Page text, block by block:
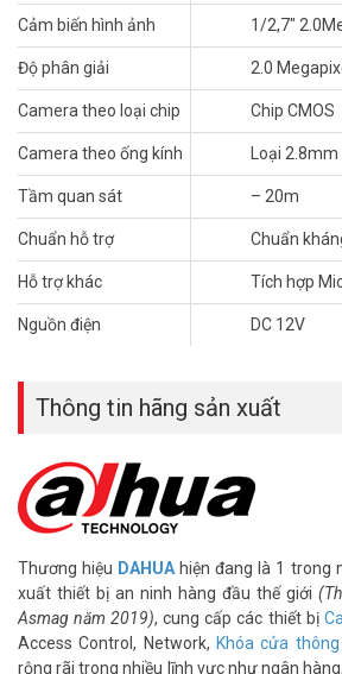
Thông số kỹ thuật camera HDCVI IoT
ME1200DP
CMOS Max 30fps@1080P
– Độ nhạy sáng tối thiểu 0.02Lux/
– Chế độ ngày đêm(ICR), tự động bù sáng
sáng(DWDR), chống nhiễu ( 2D-DNR).
DW),
– Hỗ trợ chức năng IoT – phát hiện chuyển
tầm xa 10m, góc 110°, đèn chớp LED, loại
– Ống kính 2.8mm fixed lens
– Tầm xa hồng ngoại 20m với công nghệ
– Chuẩn kháng nước IP67
– Sản xuất tại Trung Quốc
Video giới thiệu camera HDCVI IoT Dahua
https://youtu.be/
> Xem thêm: Camera HDCVI công nghệ
Để cập nhật thông tingiá camera giám sát
khách hàng vui lòng liên hệ HOTLINE 1900
Cảm biến hình ảnh 1/2,7″
Độ phân giải 2.0
Camera theo loại chip Chip CMOS
Camera theo ống kính Loại 2.8mm
Tầm quan sát – 20m
Chuẩn hỗ trợ Chuẩn
Hỗ trợ khác Tích hợp
Nguồn điện DC 12V
Thông tin hãng sản xuất
Thương hiệu DAHUA hiện đang là 1 trong
xuất thiết bị an ninh hàng đầu thế giới
Asmag năm 2019), cung cấp các thiết bị
Access Control, Network, Khóa cửa
rộng rãi trong nhiều lĩnh vực như ngân